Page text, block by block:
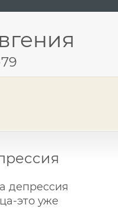
депрессия
это уже